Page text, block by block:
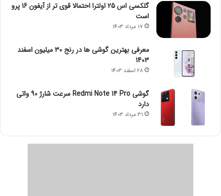
گلکسی اس 25 اولترا احتمالا قوی تر از آیفون 16 پرو
است
17 مرداد 1403
معرفی بهترین گوشی ها در رنج ۳۰ میلیون اسفند
1403
28 اسفند 1403
گوشی Redmi Note 14 Pro سرعت شارژ 90 واتی
دارد
31 مرداد 1403